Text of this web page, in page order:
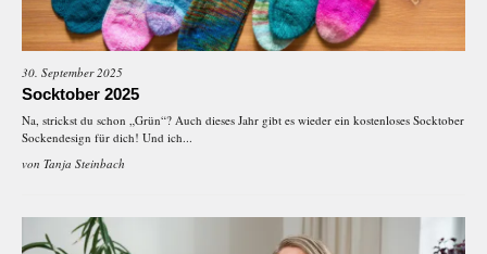
30. September 2025
Socktober 2025
Na, strickst du schon „Grün“? Auch dieses Jahr gibt es wieder ein kostenloses Socktober
Sockendesign für dich! Und ich...
von Tanja Steinbach